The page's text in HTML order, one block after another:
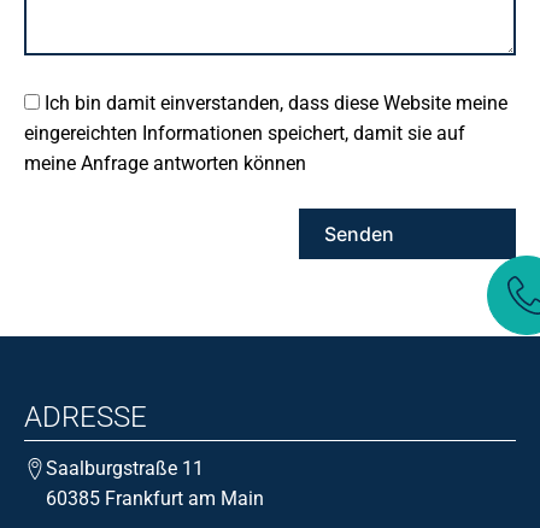
Ich bin damit einverstanden, dass diese Website meine
eingereichten Informationen speichert, damit sie auf
meine Anfrage antworten können
ADRESSE
Saalburgstraße 11
60385 Frankfurt am Main